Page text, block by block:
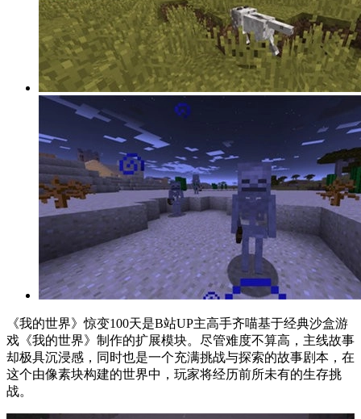
《我的世界》惊变100天是B站UP主高手齐喵基于经典沙盒游
戏《我的世界》制作的扩展模块。尽管难度不算高，主线故事
却极具沉浸感，同时也是一个充满挑战与探索的故事剧本，在
这个由像素块构建的世界中，玩家将经历前所未有的生存挑
战。